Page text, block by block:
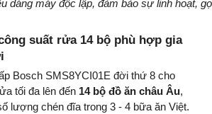
dáng máy độc lập, đảm bảo sự linh hoạt,
suất rửa 14 bộ phù hợp gia
Bosch SMS8YCI01E đời thứ 8 cho
tối đa lên đến 14 bộ đồ ăn châu Âu,
lượng chén đĩa trong 3 - 4 bữa ăn Việt.